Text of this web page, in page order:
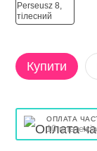
Купити
ОПЛАТА
10